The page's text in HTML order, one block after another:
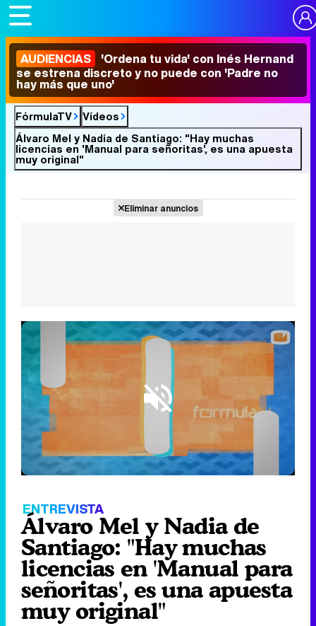
AUDIENCIAS 'Ordena tu vida' con Inés Hernand
se estrena discreto y no puede con 'Padre no
hay más que uno'
FórmulaTV
Vídeos
Álvaro Mel y Nadia de Santiago: "Hay muchas
licencias en 'Manual para señoritas', es una apuesta
muy original"
Eliminar anuncios
Unmute /
Loaded
10.63%
ENTREVISTA
Álvaro Mel y Nadia de
Santiago: "Hay muchas
licencias en 'Manual para
señoritas', es una apuesta
muy original"